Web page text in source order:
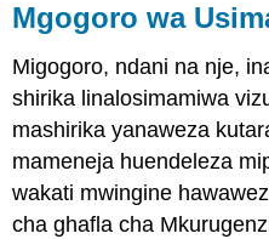
Mgogoro wa
Migogoro, ndani na nje,
shirika linalosimamiwa
mashirika yanaweza
mameneja huendeleza
wakati mwingine
cha ghafla cha